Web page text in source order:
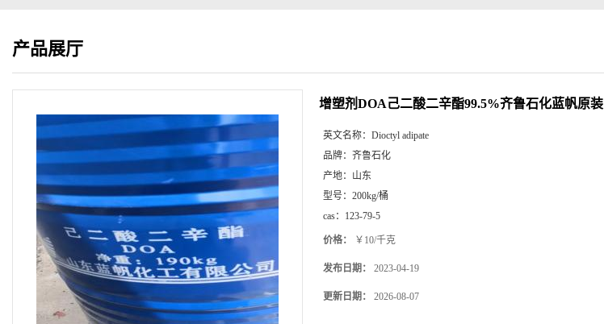
产品展厅
增塑剂DOA己二酸二辛酯99.5%齐鲁石化蓝帆原装
英文名称： Dioctyl adipate
品牌： 齐鲁石化
产地： 山东
型号： 200kg/桶
cas： 123-79-5
价格： ￥10/千克
发布日期： 2023-04-19
更新日期： 2026-08-07